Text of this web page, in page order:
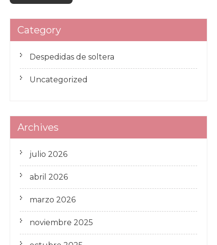
Category
Despedidas de soltera
Uncategorized
Archives
julio 2026
abril 2026
marzo 2026
noviembre 2025